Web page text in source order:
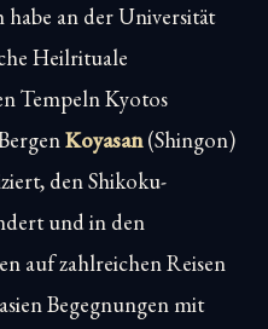
an der Universität
Heilrituale
Tempeln Kyotos
Koyasan(Shingon)
den Shikoku-
und in den
auf zahlreichen Reisen
Begegnungen mit